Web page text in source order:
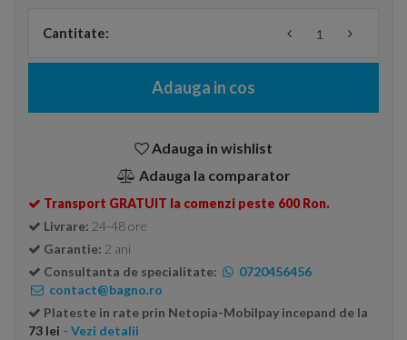
Cantitate:
Adauga in cos
Adauga in wishlist
Adauga la comparator
Transport GRATUIT la comenzi peste 600 Ron.
Livrare: 24-48 ore
Garantie: 2 ani
Consultanta de specialitate:
0720456456
contact@bagno.ro
Plateste in rate prin Netopia-Mobilpay incepand de la
73 lei - Vezi detalii